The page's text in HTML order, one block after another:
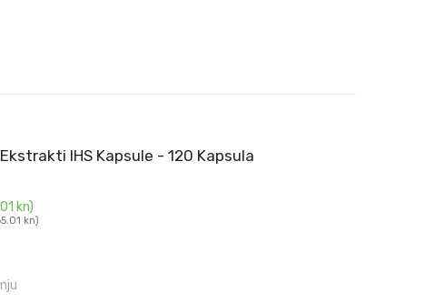
IHS Kapsule - 120 Kapsula
kn)
kn)